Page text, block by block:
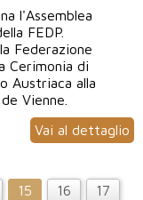
l'Assemblea
FEDP.
Federazione
Cerimonia di
Austriaca alla
Vienne.
Vai al dettaglio
15 16
17